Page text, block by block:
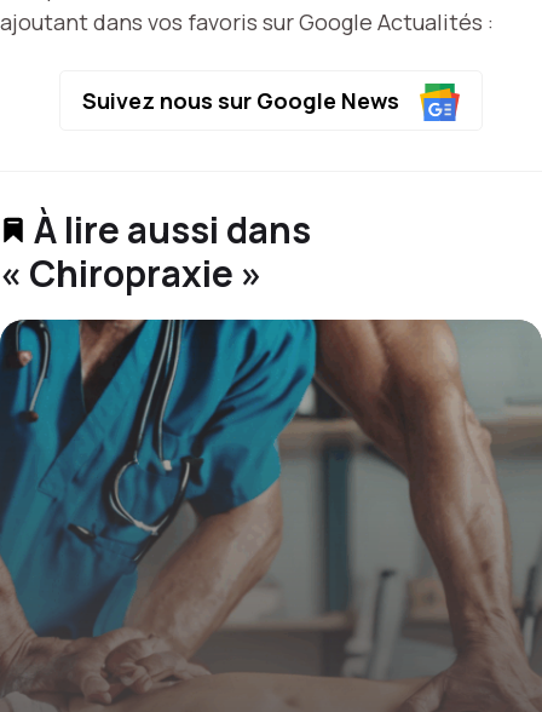
ajoutant dans vos favoris sur Google Actualités :
Suivez nous sur Google News
À lire aussi dans
« Chiropraxie »